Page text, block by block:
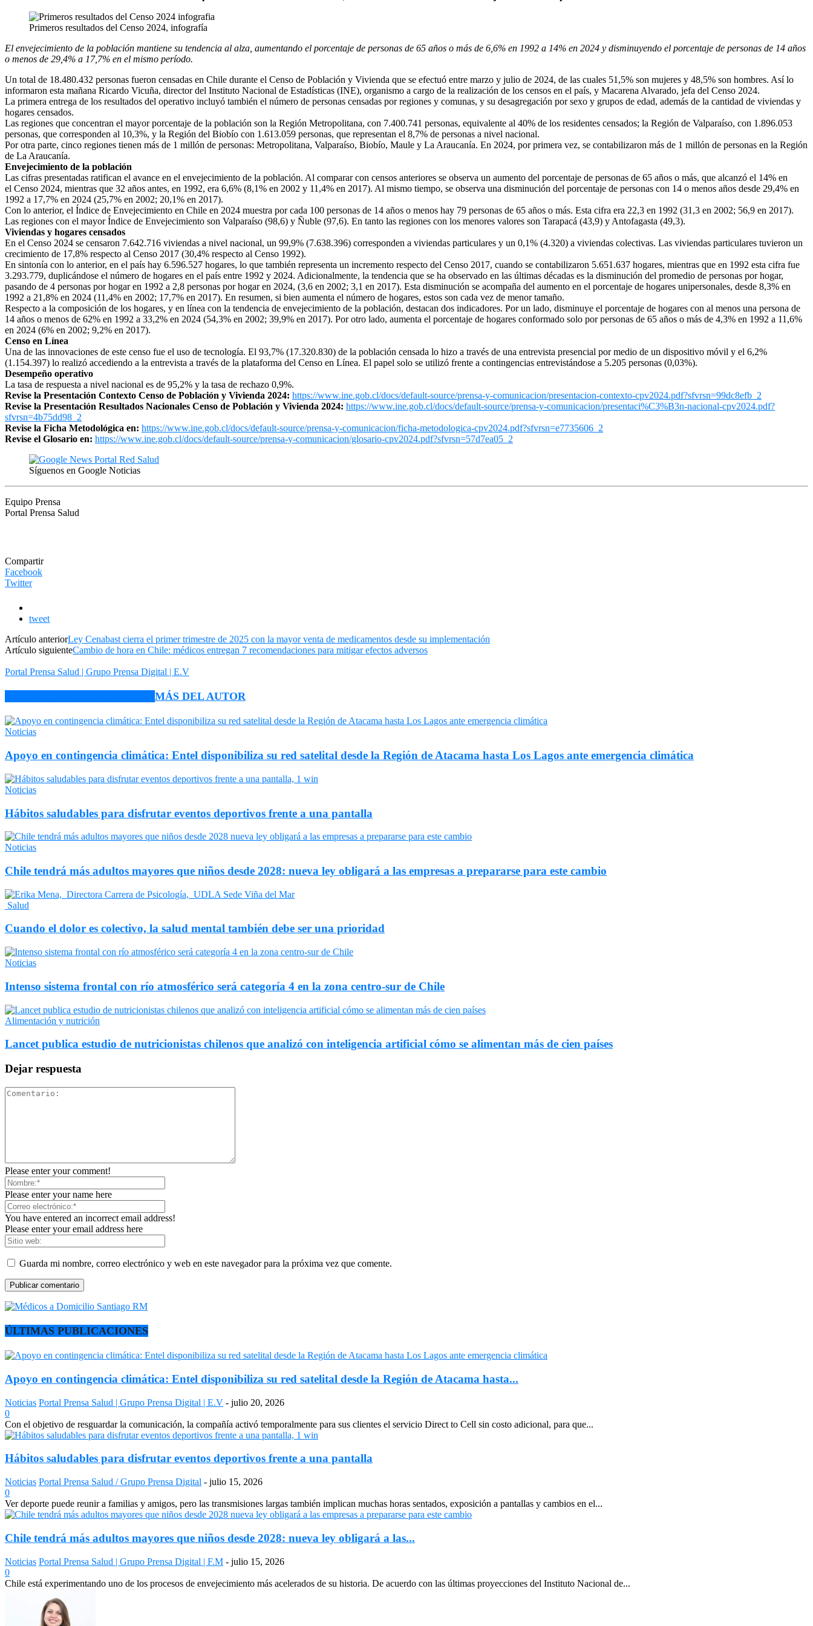
Primeros resultados del Censo 2024, infografía
El envejecimiento de la población mantiene su tendencia al alza, aumentando el porcentaje de personas de 65 años o más de 6,6% en 1992 a 14% en 2024 y disminuyendo el porcentaje de personas de 14 años
o menos de 29,4% a 17,7% en el mismo período.
Un total de 18.480.432 personas fueron censadas en Chile durante el Censo de Población y Vivienda que se efectuó entre marzo y julio de 2024, de las cuales 51,5% son mujeres y 48,5% son hombres. Así lo
informaron esta mañana Ricardo Vicuña, director del Instituto Nacional de Estadísticas (INE), organismo a cargo de la realización de los censos en el país, y Macarena Alvarado, jefa del Censo 2024.
La primera entrega de los resultados del operativo incluyó también el número de personas censadas por regiones y comunas, y su desagregación por sexo y grupos de edad, además de la cantidad de viviendas y
hogares censados.
Las regiones que concentran el mayor porcentaje de la población son la Región Metropolitana, con 7.400.741 personas, equivalente al 40% de los residentes censados; la Región de Valparaíso, con 1.896.053
personas, que corresponden al 10,3%, y la Región del Biobío con 1.613.059 personas, que representan el 8,7% de personas a nivel nacional.
Por otra parte, cinco regiones tienen más de 1 millón de personas: Metropolitana, Valparaíso, Biobío, Maule y La Araucanía. En 2024, por primera vez, se contabilizaron más de 1 millón de personas en la Región
de La Araucanía.
Envejecimiento de la población
Las cifras presentadas ratifican el avance en el envejecimiento de la población. Al comparar con censos anteriores se observa un aumento del porcentaje de personas de 65 años o más, que alcanzó el 14% en
el Censo 2024, mientras que 32 años antes, en 1992, era 6,6% (8,1% en 2002 y 11,4% en 2017). Al mismo tiempo, se observa una disminución del porcentaje de personas con 14 o menos años desde 29,4% en
1992 a 17,7% en 2024 (25,7% en 2002; 20,1% en 2017).
Con lo anterior, el Índice de Envejecimiento en Chile en 2024 muestra por cada 100 personas de 14 años o menos hay 79 personas de 65 años o más. Esta cifra era 22,3 en 1992 (31,3 en 2002; 56,9 en 2017).
Las regiones con el mayor Índice de Envejecimiento son Valparaíso (98,6) y Ñuble (97,6). En tanto las regiones con los menores valores son Tarapacá (43,9) y Antofagasta (49,3).
Viviendas y hogares censados
En el Censo 2024 se censaron 7.642.716 viviendas a nivel nacional, un 99,9% (7.638.396) corresponden a viviendas particulares y un 0,1% (4.320) a viviendas colectivas. Las viviendas particulares tuvieron un
crecimiento de 17,8% respecto al Censo 2017 (30,4% respecto al Censo 1992).
En sintonía con lo anterior, en el país hay 6.596.527 hogares, lo que también representa un incremento respecto del Censo 2017, cuando se contabilizaron 5.651.637 hogares, mientras que en 1992 esta cifra fue
3.293.779, duplicándose el número de hogares en el país entre 1992 y 2024. Adicionalmente, la tendencia que se ha observado en las últimas décadas es la disminución del promedio de personas por hogar,
pasando de 4 personas por hogar en 1992 a 2,8 personas por hogar en 2024, (3,6 en 2002; 3,1 en 2017). Esta disminución se acompaña del aumento en el porcentaje de hogares unipersonales, desde 8,3% en
1992 a 21,8% en 2024 (11,4% en 2002; 17,7% en 2017). En resumen, si bien aumenta el número de hogares, estos son cada vez de menor tamaño.
Respecto a la composición de los hogares, y en línea con la tendencia de envejecimiento de la población, destacan dos indicadores. Por un lado, disminuye el porcentaje de hogares con al menos una persona de
14 años o menos de 62% en 1992 a 33,2% en 2024 (54,3% en 2002; 39,9% en 2017). Por otro lado, aumenta el porcentaje de hogares conformado solo por personas de 65 años o más de 4,3% en 1992 a 11,6%
en 2024 (6% en 2002; 9,2% en 2017).
Censo en Línea
Una de las innovaciones de este censo fue el uso de tecnología. El 93,7% (17.320.830) de la población censada lo hizo a través de una entrevista presencial por medio de un dispositivo móvil y el 6,2%
(1.154.397) lo realizó accediendo a la entrevista a través de la plataforma del Censo en Línea. El papel solo se utilizó frente a contingencias entrevistándose a 5.205 personas (0,03%).
Desempeño operativo
La tasa de respuesta a nivel nacional es de 95,2% y la tasa de rechazo 0,9%.
Revise la Presentación Contexto Censo de Población y Vivienda 2024: https://www.ine.gob.cl/docs/default-source/prensa-y-comunicacion/presentacion-contexto-cpv2024.pdf?sfvrsn=99dc8efb_2
Revise la Presentación Resultados Nacionales Censo de Población y Vivienda 2024: https://www.ine.gob.cl/docs/default-source/prensa-y-comunicacion/presentaci%C3%B3n-nacional-cpv2024.pdf?
sfvrsn=4b75dd98_2
Revise la Ficha Metodológica en: https://www.ine.gob.cl/docs/default-source/prensa-y-comunicacion/ficha-metodologica-cpv2024.pdf?sfvrsn=e7735606_2
Revise el Glosario en: https://www.ine.gob.cl/docs/default-source/prensa-y-comunicacion/glosario-cpv2024.pdf?sfvrsn=57d7ea05_2
Síguenos en Google Noticias
Equipo Prensa
Portal Prensa Salud
Compartir
Facebook
Twitter
tweet
Artículo anteriorLey Cenabast cierra el primer trimestre de 2025 con la mayor venta de medicamentos desde su implementación
Artículo siguienteCambio de hora en Chile: médicos entregan 7 recomendaciones para mitigar efectos adversos
Portal Prensa Salud | Grupo Prensa Digital | E.V
MÁS DEL AUTOR
Noticias
Apoyo en contingencia climática: Entel disponibiliza su red satelital desde la Región de Atacama hasta Los Lagos ante emergencia climática
Noticias
Hábitos saludables para disfrutar eventos deportivos frente a una pantalla
Noticias
Chile tendrá más adultos mayores que niños desde 2028: nueva ley obligará a las empresas a prepararse para este cambio
Salud
Cuando el dolor es colectivo, la salud mental también debe ser una prioridad
Noticias
Intenso sistema frontal con río atmosférico será categoría 4 en la zona centro-sur de Chile
Alimentación y nutrición
Lancet publica estudio de nutricionistas chilenos que analizó con inteligencia artificial cómo se alimentan más de cien países
Dejar respuesta
Please enter your comment!
Please enter your name here
You have entered an incorrect email address!
Please enter your email address here
Guarda mi nombre, correo electrónico y web en este navegador para la próxima vez que comente.
ÚLTIMAS PUBLICACIONES
Apoyo en contingencia climática: Entel disponibiliza su red satelital desde la Región de Atacama hasta...
Noticias Portal Prensa Salud | Grupo Prensa Digital | E.V - julio 20, 2026
0
Con el objetivo de resguardar la comunicación, la compañía activó temporalmente para sus clientes el servicio Direct to Cell sin costo adicional, para que...
Hábitos saludables para disfrutar eventos deportivos frente a una pantalla
Noticias Portal Prensa Salud / Grupo Prensa Digital - julio 15, 2026
0
Ver deporte puede reunir a familias y amigos, pero las transmisiones largas también implican muchas horas sentados, exposición a pantallas y cambios en el...
Chile tendrá más adultos mayores que niños desde 2028: nueva ley obligará a las...
Noticias Portal Prensa Salud | Grupo Prensa Digital | F.M - julio 15, 2026
0
Chile está experimentando uno de los procesos de envejecimiento más acelerados de su historia. De acuerdo con las últimas proyecciones del Instituto Nacional de...